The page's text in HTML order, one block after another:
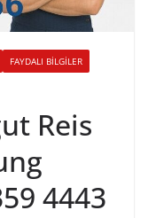
FAYDALI BILGILER
Reis
4443